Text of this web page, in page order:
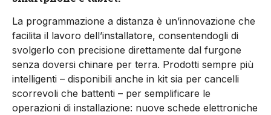
La programmazione a distanza è un’innovazione che
facilita il lavoro dell’installatore, consentendogli di
svolgerlo con precisione direttamente dal furgone
senza doversi chinare per terra. Prodotti sempre più
intelligenti – disponibili anche in kit sia per cancelli
scorrevoli che battenti – per semplificare le
operazioni di installazione: nuove schede elettroniche